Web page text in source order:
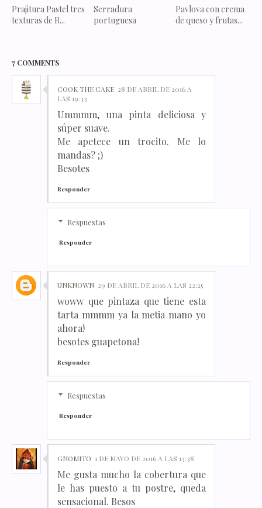
Prajitura Pastel tres
texturas de R...
Serradura
portuguesa
Pavlova con crema
de queso y frutas...
7 COMMENTS
COOK THE CAKE 28 DE ABRIL DE 2016 A
LAS 19:33
Ummmm, una pinta deliciosa y
súper suave.
Me apetece un trocito. Me lo
mandas? ;)
Besotes
Responder
Respuestas
Responder
UNKNOWN 29 DE ABRIL DE 2016 A LAS 22:25
woww que pintaza que tiene esta
tarta mmmm ya la metia mano yo
ahora!
besotes guapetona!
Responder
Respuestas
Responder
GNOMITO 1 DE MAYO DE 2016 A LAS 13:38
Me gusta mucho la cobertura que
le has puesto a tu postre, queda
sensacional. Besos